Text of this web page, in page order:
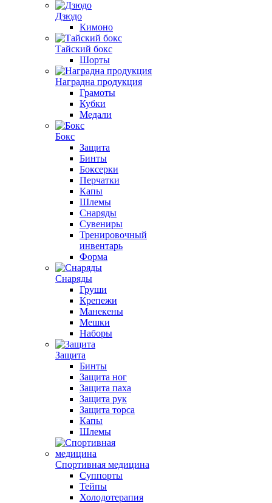
Дзюдо
Кимоно
Тайский бокс
Шорты
Наградна продукция
Грамоты
Кубки
Медали
Бокс
Защита
Бинты
Боксерки
Перчатки
Капы
Шлемы
Снаряды
Сувениры
Тренировочный
инвентарь
Форма
Снаряды
Груши
Крепежи
Манекены
Мешки
Наборы
Защита
Бинты
Защита ног
Защита паха
Защита рук
Защита торса
Капы
Шлемы
Спортивная медицина
Суппорты
Тейпы
Холодотерапия